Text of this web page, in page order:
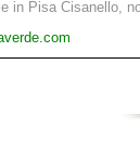
in Pisa Cisanello,